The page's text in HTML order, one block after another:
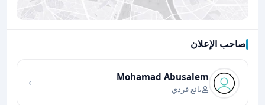
صاحب الإعلان
Mohamad Abusalem
بائع فردي